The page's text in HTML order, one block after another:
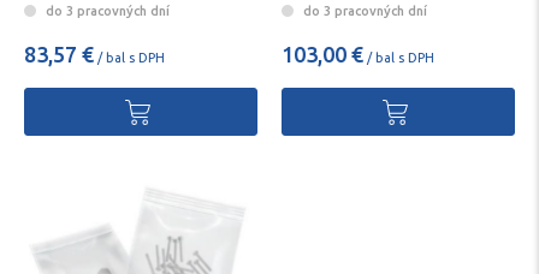
do 3 pracovných dní
83,57 € / bal s DPH
do 3 pracovných dní
103,00 € / bal s DPH